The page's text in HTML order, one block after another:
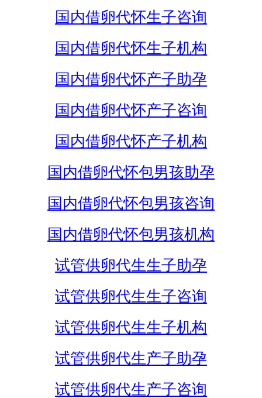
国内借卵代怀生子咨询
国内借卵代怀生子机构
国内借卵代怀产子助孕
国内借卵代怀产子咨询
国内借卵代怀产子机构
国内借卵代怀包男孩助孕
国内借卵代怀包男孩咨询
国内借卵代怀包男孩机构
试管供卵代生生子助孕
试管供卵代生生子咨询
试管供卵代生生子机构
试管供卵代生产子助孕
试管供卵代生产子咨询